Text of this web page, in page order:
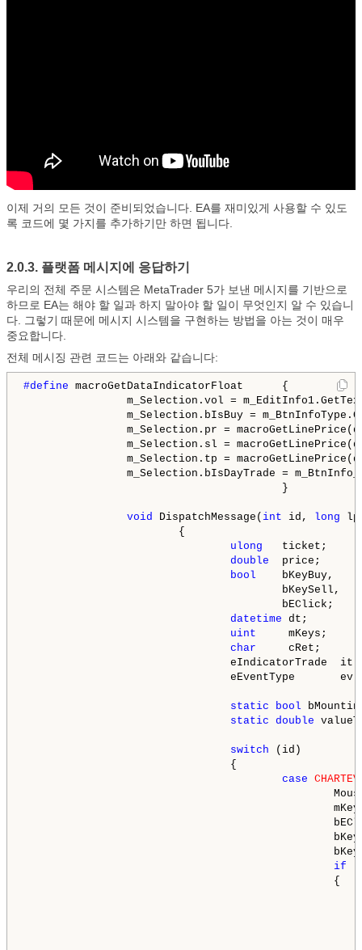
이제 거의 모든 것이 준비되었습니다. EA를 재미있게 사용할 수 있도
록 코드에 몇 가지를 추가하기만 하면 됩니다.
2.0.3. 플랫폼 메시지에 응답하기
우리의 전체 주문 시스템은 MetaTrader 5가 보낸 메시지를 기반으로
하므로 EA는 해야 할 일과 하지 말아야 할 일이 무엇인지 알 수 있습니
다. 그렇기 때문에 메시지 시스템을 구현하는 방법을 아는 것이 매우
중요합니다.
전체 메시징 관련 코드는 아래와 같습니다:
#define macroGetDataIndicatorFloat      {
m_Selection.vol =
m_Selection.bIsBuy =
m_Selection.pr =
m_Selection.sl =
m_Selection.tp =
m_Selection.bIsDayTrade =
}
void DispatchMessage( int id, long
{
ulong ticket;
double price;
bool
bKeyBuy,
bKeySell,
bEClick;
datetime dt;
uint mKeys;
char cRet;
eIndicatorTrade  it;
eEventType       ev;
static bool
static double
switch (id)
{
case
mKeys   =
bEClick  =
bKeyBuy  =
bKeySell =
if
{